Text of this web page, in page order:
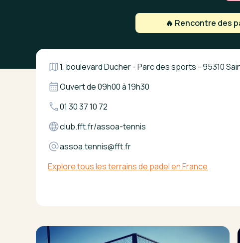
🔥 Rencontre des
1, boulevard Ducher - Parc des sports - 95310
Ouvert de09h00à19h30
01 30 37 10 72
club.fft.fr/assoa-tennis
assoa.tennis@fft.fr
Explore tous les terrains de padel en France